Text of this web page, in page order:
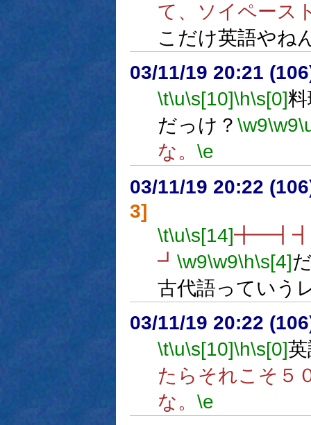
て、ソイペース
こだけ英語やね
03/11/19 20:21
\t\u\s[10]\h\s[0]
だっけ？ \w9\w9
な。 \e
03/11/19 20:22
3]
\t\u\s[14]
┛ \w9\w9\h\s[4]
古代語っていう
03/11/19 20:22
\t\u\s[10]\h\s[0]
たらそれこそ５
な。 \e